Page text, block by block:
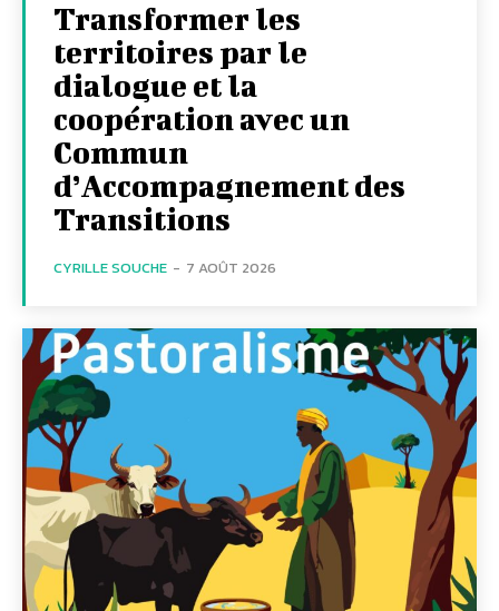
Transformer les
territoires par le
dialogue et la
coopération avec un
Commun
d’Accompagnement des
Transitions
CYRILLE SOUCHE - 7 AOÛT 2026